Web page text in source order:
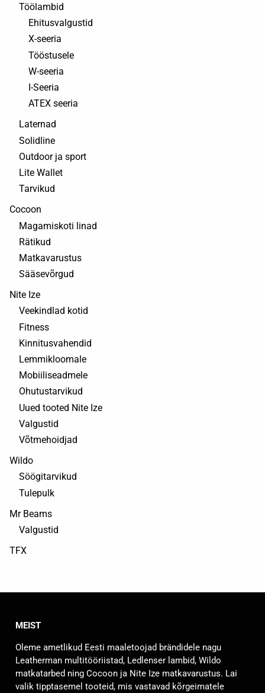
Töölambid
Ehitusvalgustid
X-seeria
Tööstusele
W-seeria
I-Seeria
ATEX seeria
Laternad
Solidline
Outdoor ja sport
Lite Wallet
Tarvikud
Cocoon
Magamiskoti linad
Rätikud
Matkavarustus
Sääsevõrgud
Nite Ize
Veekindlad kotid
Fitness
Kinnitusvahendid
Lemmikloomale
Mobiiliseadmele
Ohutustarvikud
Uued tooted Nite Ize
Valgustid
Võtmehoidjad
Wildo
Söögitarvikud
Tulepulk
Mr Beams
Valgustid
TFX
MEIST
Oleme ametlikud Eesti maaletoojad brändidele nagu
Leatherman multitööriistad, Ledlenser lambid, Wildo
matkatarbed ning Cocoon ja Nite Ize matkavarustus. Lai
valik tipptasemel tooteid, mis vastavad kõrgeimatele